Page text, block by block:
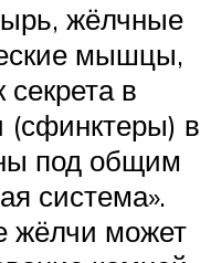
жёлчные
мышцы,
в
(сфинктеры) в
под общим
система».
жёлчи может